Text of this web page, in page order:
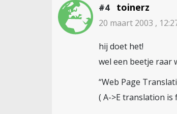
#4 toinerz
20 maart 2003 ,
hij doet het!
wel een beetje raar
“Web Page
( A->E translation is